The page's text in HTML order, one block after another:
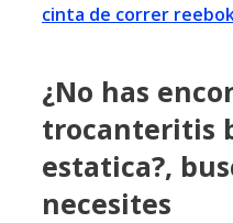
cinta de correr
¿No has
trocanteritis
estatica?,
necesites